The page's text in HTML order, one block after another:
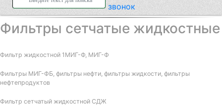
звонок
Фильтры сетчатые жидкостные
Фильтр жидкостной 1МИГ-Ф, МИГ-Ф
Фильтры МИГ-ФБ, фильтры нефти, фильтры жидкости, фильтры
нефтепродуктов
Фильтр сетчатый жидкостной СДЖ